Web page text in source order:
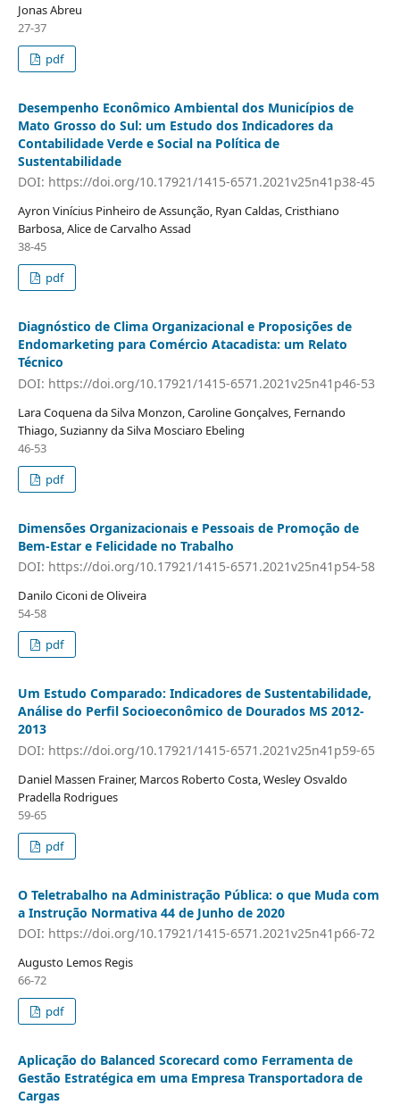
Jonas Abreu
27-37
pdf
Desempenho Econômico Ambiental dos Municípios de
Mato Grosso do Sul: um Estudo dos Indicadores da
Contabilidade Verde e Social na Política de
Sustentabilidade
DOI: https://doi.org/10.17921/1415-6571.2021v25n41p38-45
Ayron Vinícius Pinheiro de Assunção, Ryan Caldas, Cristhiano
Barbosa, Alice de Carvalho Assad
38-45
pdf
Diagnóstico de Clima Organizacional e Proposições de
Endomarketing para Comércio Atacadista: um Relato
Técnico
DOI: https://doi.org/10.17921/1415-6571.2021v25n41p46-53
Lara Coquena da Silva Monzon, Caroline Gonçalves, Fernando
Thiago, Suzianny da Silva Mosciaro Ebeling
46-53
pdf
Dimensões Organizacionais e Pessoais de Promoção de
Bem-Estar e Felicidade no Trabalho
DOI: https://doi.org/10.17921/1415-6571.2021v25n41p54-58
Danilo Ciconi de Oliveira
54-58
pdf
Um Estudo Comparado: Indicadores de Sustentabilidade,
Análise do Perfil Socioeconômico de Dourados MS 2012-
2013
DOI: https://doi.org/10.17921/1415-6571.2021v25n41p59-65
Daniel Massen Frainer, Marcos Roberto Costa, Wesley Osvaldo
Pradella Rodrigues
59-65
pdf
O Teletrabalho na Administração Pública: o que Muda com
a Instrução Normativa 44 de Junho de 2020
DOI: https://doi.org/10.17921/1415-6571.2021v25n41p66-72
Augusto Lemos Regis
66-72
pdf
Aplicação do Balanced Scorecard como Ferramenta de
Gestão Estratégica em uma Empresa Transportadora de
Cargas